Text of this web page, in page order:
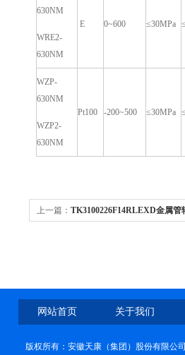
630NM
WRE2-
630NM
E 0~600 ≤30MPa
WZP-
630NM
WZP2-
630NM
Pt100 -200~500 ≤30MPa
上一篇： TK3100226F14RLEXD金属管
网站首页 关于我们
版权所有：安徽天康（集团）股份有限公